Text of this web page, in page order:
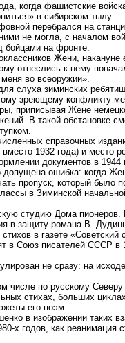
когда фашистские
в сибирском тылу.
перебрался на
не могла, с началом
бойцами на фронте.
Жени, накануне
отнеслись к нему
во всеоружии».
слуха зиминских
зреющему конфликту
приписывая Жене
В такой обстановке
справочных
1932 года) и место
документов в
ошибка: когда
пропуск, который было
в Зиминской
студию Дома пионеров.
в защиту романа В.
в газете «Советский
в Союз писателей СССР
не сразу: на
числе по русскому
стихах, больших
его поэм.
в изображении таких
х годов, как реанимация